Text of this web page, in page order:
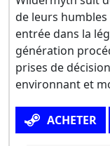
de leurs
entrée dans la
génération
prises de
environnant et
ACHETER